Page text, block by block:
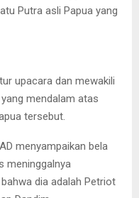
Putra asli Papua yang
upacara dan mewakili
mendalam atas
tersebut.
menyampaikan bela
meninggalnya
dia adalah Petriot